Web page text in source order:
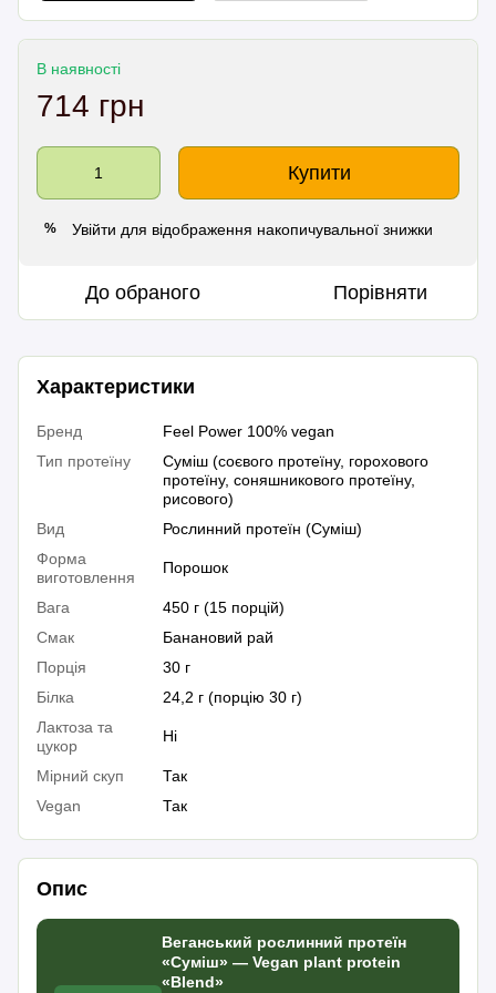
В наявності
714 грн
Купити
% Увійти для відображення накопичувальної знижки
До обраного Порівняти
Характеристики
Бренд
Feel Power 100% vegan
Тип протеїну
Суміш (соєвого протеїну, горохового
протеїну, соняшникового протеїну,
рисового)
Вид
Рослинний протеїн (Суміш)
Форма
виготовлення
Порошок
Вага
450 г (15 порцій)
Смак
Банановий рай
Порція
30 г
Білка
24,2 г (порцію 30 г)
Лактоза та
цукор
Ні
Мірний скуп
Так
Vegan
Так
Опис
Веганський рослинний протеїн
«Суміш» — Vegan plant protein
«Blend»